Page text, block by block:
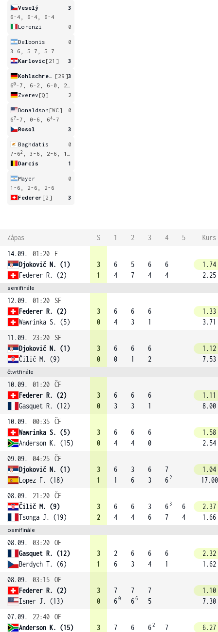
Veselý
3
6-4, 6-4, 6-4
Lorenzi
0
Delbonis
0
3-6, 5-7, 5-7
Karlovic [21] 3
[29]3
60 -7, 6-2, 6-0, 2-6, 6-4
Zverev [Q] 2
Donaldson [WC]
0
67-7, 0-6, 64-7
Rosol
3
Baghdatis
0
7-62
, 3-6, 2-6, 1-3
Darcis
1
Mayer
0
1-6, 2-6, 2-6
Federer [2] 3
Zápas S 1 2 3 4 5
Kurs
14.09.
01:20
F
Djokovič N. (1)
Federer R. (2)
3
1
6
4
5
7
6
4
6
4
1.74
2.25
semifinále
12.09. 01:20
SF
Federer R. (2)
Wawrinka S. (5)
3
0
6
4
6
3
6
1
1.33
3.71
11.09.
23:20
SF
Djokovič N. (1)
Čilič M. (9)
3
0
6
0
6
1
6
2
1.12
7.53
čtvrtfinále
10.09. 01:20 ČF
Federer R. (2)
Gasquet R. (12)
3
0
6
3
6
3
6
1
1.11
8.00
10.09.
00:35 ČF
Wawrinka S. (5)
Anderson K. (15)
3
0
6
4
6
4
6
0
1.58
2.54
09.09.
04:25 ČF
Djokovič N. (1)
Lopez F. (18)
3
1
6
1
3
6
6
3
7
62
1.04
17.00
08.09.
21:20 ČF
Čilič M. (9)
Tsonga J. (19)
3
2
6
4
6
4
3
6
6 3
7
6
4
2.37
1.66
osmifinále
08.09. 03:20 OF
Gasquet R. (12)
Berdych T. (6)
3
1
2
6
6
3
6
4
6
1
2.32
1.62
08.09.
03:15 OF
Federer R. (2)
Isner J. (13)
3
0
7
60
7
66
7
5
1.10
7.30
07.09.
22:40 OF
Anderson K. (15)
3
7
6
62
7
6.27